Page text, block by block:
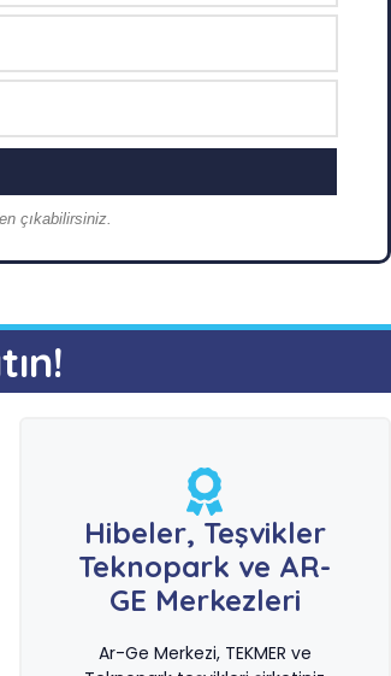
çıkabilirsiniz.
Hibeler, Teşvikler
Teknopark ve AR-
GE Merkezleri
Ar-Ge Merkezi, TEKMER ve